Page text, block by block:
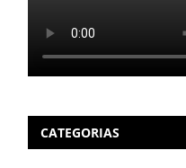
CATEGORIAS